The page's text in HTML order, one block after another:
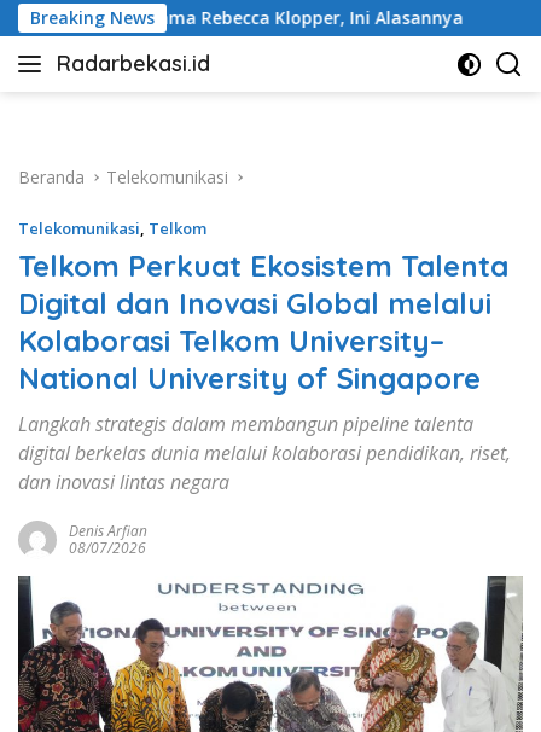
Langsung
ke
konten
Breaking News
Klopper, Ini Alasannya Jelang HUT ke-81 RI, Wali
Radarbekasi.id
Berita
Beranda
Telekomunikasi
Telekomunikasi, Telkom
Telkom Perkuat Ekosistem Talenta
Digital dan Inovasi Global melalui
Kolaborasi Telkom University–
National University of Singapore
Langkah strategis dalam membangun pipeline talenta
digital berkelas dunia melalui kolaborasi pendidikan, riset,
dan inovasi lintas negara
Denis Arfian
08/07/2026